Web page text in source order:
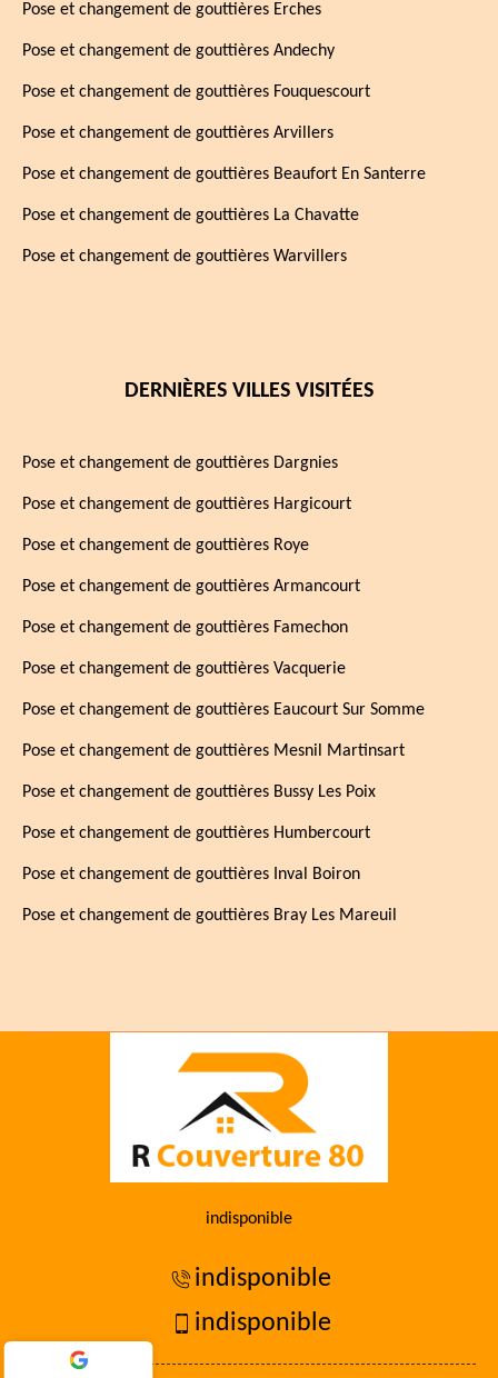
Pose et changement de gouttières Erches
Pose et changement de gouttières Andechy
Pose et changement de gouttières Fouquescourt
Pose et changement de gouttières Arvillers
Pose et changement de gouttières Beaufort En Santerre
Pose et changement de gouttières La Chavatte
Pose et changement de gouttières Warvillers
DERNIÈRES VILLES VISITÉES
Pose et changement de gouttières Dargnies
Pose et changement de gouttières Hargicourt
Pose et changement de gouttières Roye
Pose et changement de gouttières Armancourt
Pose et changement de gouttières Famechon
Pose et changement de gouttières Vacquerie
Pose et changement de gouttières Eaucourt Sur Somme
Pose et changement de gouttières Mesnil Martinsart
Pose et changement de gouttières Bussy Les Poix
Pose et changement de gouttières Humbercourt
Pose et changement de gouttières Inval Boiron
Pose et changement de gouttières Bray Les Mareuil
indisponible
indisponible
indisponible